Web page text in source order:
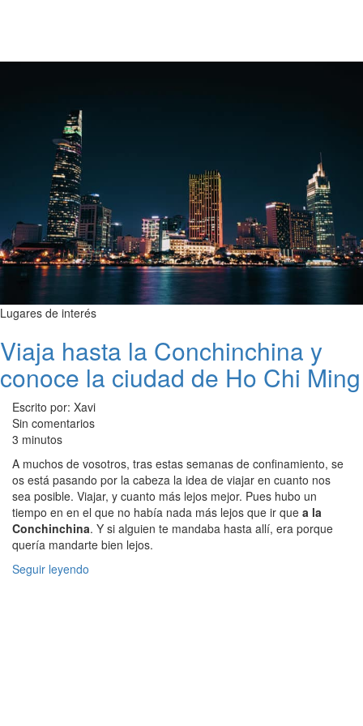
Lugares de interés
Viaja hasta la Conchinchina y
conoce la ciudad de Ho Chi Ming
Escrito por: Xavi
Sin comentarios
3 minutos
A muchos de vosotros, tras estas semanas de confinamiento, se
os está pasando por la cabeza la idea de viajar en cuanto nos
sea posible. Viajar, y cuanto más lejos mejor. Pues hubo un
tiempo en en el que no había nada más lejos que ir que a la
Conchinchina. Y si alguien te mandaba hasta allí, era porque
quería mandarte bien lejos.
Seguir leyendo